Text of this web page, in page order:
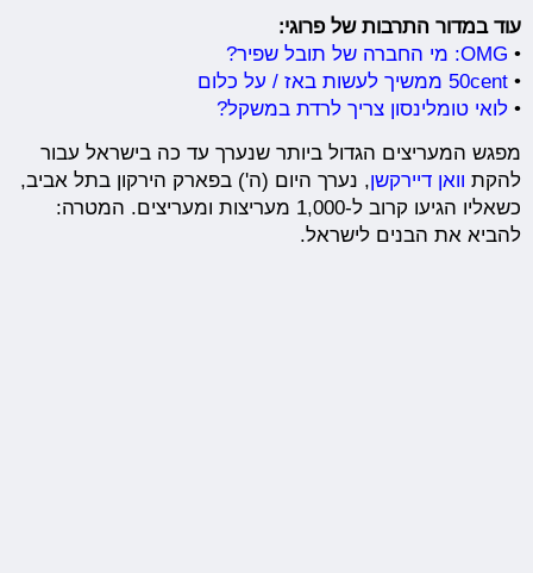
עוד במדור התרבות של פרוגי:
• OMG: מי החברה של תובל שפיר?
•50cent ממשיך לעשות באז / על כלום
•לואי טומלינסון צריך לרדת במשקל?
מפגש המעריצים הגדול ביותר שנערך עד כה בישראל עבור
להקת וואן דיירקשן, נערך היום (ה') בפארק הירקון בתל אביב,
כשאליו הגיעו קרוב ל-1,000 מעריצות ומעריצים. המטרה:
להביא את הבנים לישראל.